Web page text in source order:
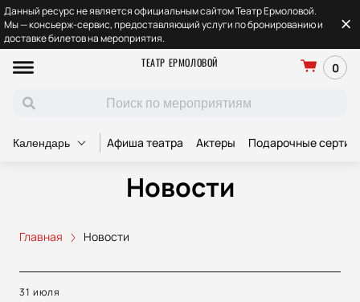
Данный ресурс не является официальным сайтом Театр Ермоловой.
Мы — консьерж-сервис, предоставляющий услуги по бронированию и
доставке билетов на мероприятия.
ТЕАТР ЕРМОЛОВОЙ
0
Календарь Афиша театра Актеры Подарочные
Новости
Главная Новости
31 июля